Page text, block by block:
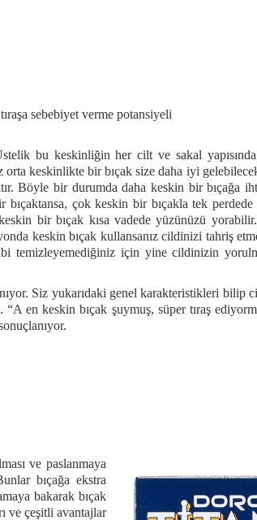
sebebiyet verme potansiyeli
bu keskinliğin her cilt ve sakal yapısında
keskinlikte bir bıçak size daha iyi
Böyle bir durumda daha keskin bir bıçağa
bıçaktansa, çok keskin bir bıçakla tek
bir bıçak kısa vadede yüzünüzü
keskin bıçak kullansanız cildinizi tahriş
temizleyemediğiniz için yine cildinizin
Siz yukarıdaki genel karakteristikleri bilip
“A en keskin bıçak şuymuş, süper tıraş
ve paslanmaya
bıçağa ekstra
bakarak bıçak
ve çeşitli avantajlar